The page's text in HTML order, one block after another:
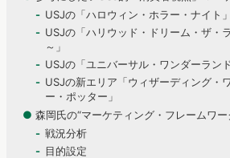
USJの「ハロウィン・ホラー・ナイト
USJの「ハリウッド・ドリーム・ザ・
～」
USJの「ユニバーサル・ワンダーランド
USJの新エリア「ウィザーディング・
ー・ポッター」
● 森岡氏の“マーケティング・フレームワー
戦況分析
目的設定